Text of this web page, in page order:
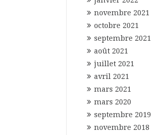
novembre 2021
octobre 2021
septembre 2021
août 2021
juillet 2021
avril 2021
mars 2021
mars 2020
septembre 2019
novembre 2018